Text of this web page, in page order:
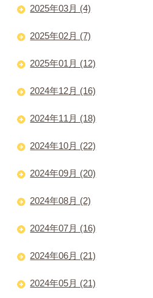
2025年03月 (4)
2025年02月 (7)
2025年01月 (12)
2024年12月 (16)
2024年11月 (18)
2024年10月 (22)
2024年09月 (20)
2024年08月 (2)
2024年07月 (16)
2024年06月 (21)
2024年05月 (21)